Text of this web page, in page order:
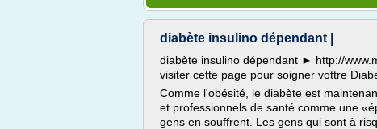
diabète insulino dépendant |
diabète insulino dépendant ► http://
visiter cette page pour soigner vottre
Comme l'obésité, le diabète est
et professionnels de santé comme une
gens en souffrent. Les gens qui sont à